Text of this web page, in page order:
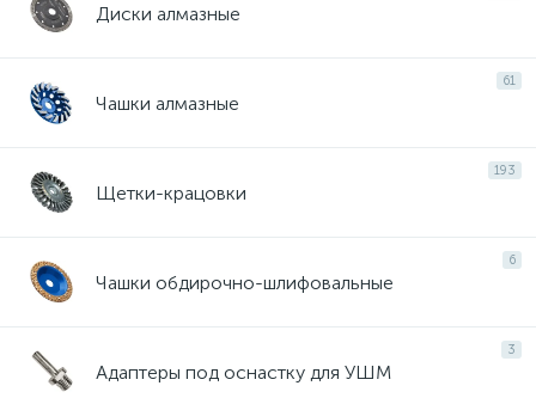
Диски алмазные
61
Чашки алмазные
193
Щетки-крацовки
6
Чашки обдирочно-шлифовальные
3
Адаптеры под оснастку для УШМ